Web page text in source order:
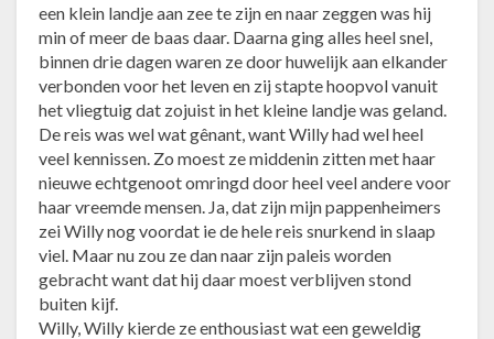
een klein landje aan zee te zijn en naar zeggen was hij
min of meer de baas daar. Daarna ging alles heel snel,
binnen drie dagen waren ze door huwelijk aan elkander
verbonden voor het leven en zij stapte hoopvol vanuit
het vliegtuig dat zojuist in het kleine landje was geland.
De reis was wel wat gênant, want Willy had wel heel
veel kennissen. Zo moest ze middenin zitten met haar
nieuwe echtgenoot omringd door heel veel andere voor
haar vreemde mensen. Ja, dat zijn mijn pappenheimers
zei Willy nog voordat ie de hele reis snurkend in slaap
viel. Maar nu zou ze dan naar zijn paleis worden
gebracht want dat hij daar moest verblijven stond
buiten kijf.
Willy, Willy kierde ze enthousiast wat een geweldig